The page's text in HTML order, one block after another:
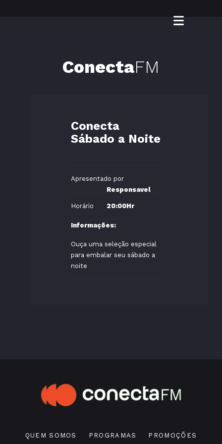
ConectaFM
Conecta
Sábado a Noite
Apresentado por
Responsavel
Horário 20:00Hr
Informações:
Ouça uma seleção especial
para embalar seu sábado a
noite
QUEM SOMOS PROGRAMAS PROMOÇÕES